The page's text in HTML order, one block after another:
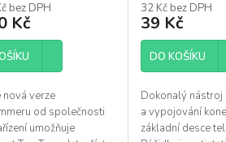
bez DPH
Kč
nová verze
od společnosti
umožňuje
produktu
je
5,0
5
hvězdiček.
32 Kč bez DPH
39 Kč
DO KOŠÍKU
Dokonalý nástroj
a vypojování
základní desce